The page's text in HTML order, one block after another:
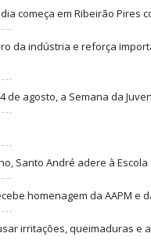
começa em Ribeirão Pires
da indústria e reforça
agosto, a Semana da
Santo André adere à
homenagem da AAPM e
irritações, queimaduras e